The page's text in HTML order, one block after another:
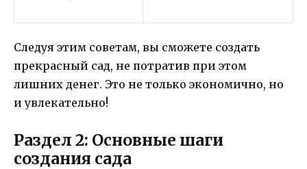
Следуя этим советам, вы сможете создать
прекрасный сад, не потратив при этом
лишних денег. Это не только экономично, но
и увлекательно!
Раздел 2: Основные шаги
создания сада